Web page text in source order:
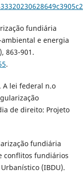
fundiária
e energia
863-901.
.
A lei federal n.o
de direito: Projeto
fundiária
conflitos fundiários
(IBDU).